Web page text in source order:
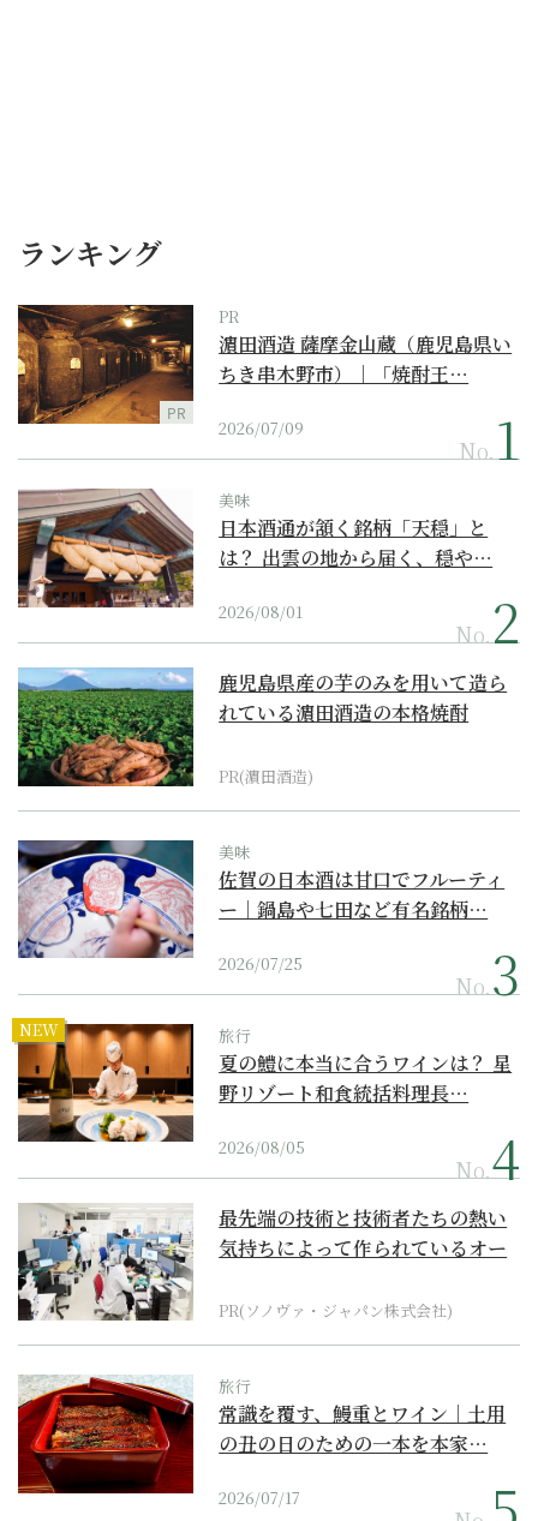
ランキング
PR
PR
濵田酒造 薩摩金山蔵（鹿児島県い
ちき串木野市）｜「焼酎王…
2026/07/09
No.
美味
日本酒通が頷く銘柄「天穏」と
は？ 出雲の地から届く、穏や…
2026/08/01
No.
鹿児島県産の芋のみを用いて造ら
れている濵田酒造の本格焼酎
PR(濵田酒造)
美味
佐賀の日本酒は甘口でフルーティ
ー｜鍋島や七田など有名銘柄…
2026/07/25
No.
NEW 旅行
夏の鱧に本当に合うワインは？ 星
野リゾート和食統括料理長…
2026/08/05
No.
最先端の技術と技術者たちの熱い
気持ちによって作られているオー
PR(ソノヴァ・ジャパン株式会社)
旅行
常識を覆す、鰻重とワイン｜土用
の丑の日のための一本を本家…
2026/07/17